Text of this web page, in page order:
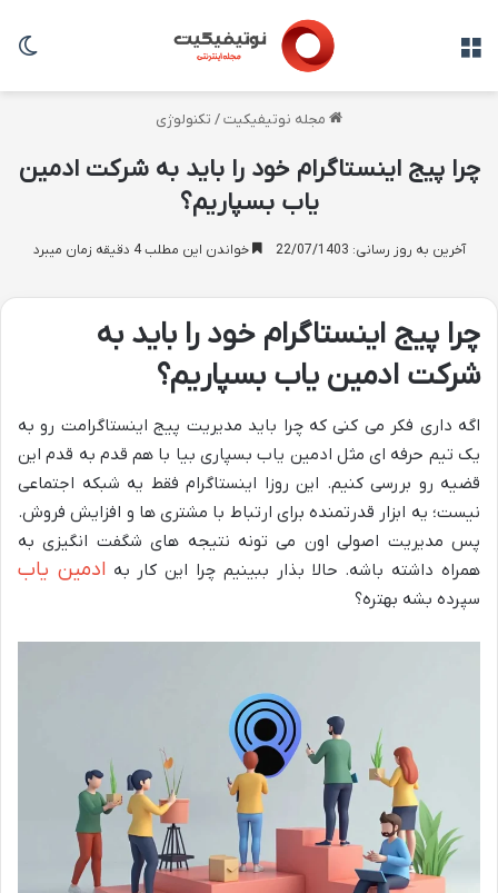
مجله نوتیفیکیت/ تکنولوژی
چرا پیج اینستاگرام خود را باید به شرکت ادمین
یاب بسپاریم؟
آخرین به روز رسانی: 22/07/1403 خواندن این مطلب 4 دقیقه زمان میبرد
چرا پیج اینستاگرام خود را باید به
شرکت ادمین یاب بسپاریم؟
اگه داری فکر می کنی که چرا باید مدیریت پیج اینستاگرامت رو به
یک تیم حرفه ای مثل ادمین یاب بسپاری بیا با هم قدم به قدم این
قضیه رو بررسی کنیم. این روزا اینستاگرام فقط یه شبکه اجتماعی
نیست؛ یه ابزار قدرتمنده برای ارتباط با مشتری ها و افزایش فروش.
پس مدیریت اصولی اون می تونه نتیجه های شگفت انگیزی به
همراه داشته باشه. حالا بذار ببینیم چرا این کار به ادمین یاب
سپرده بشه بهتره؟